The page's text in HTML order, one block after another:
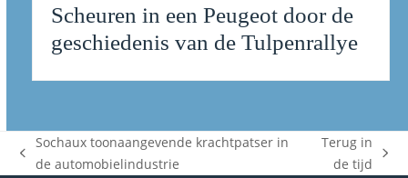
Scheuren in een Peugeot door de
geschiedenis van de Tulpenrallye
previous
Sochaux toonaangevende krachtpatser in
de automobielindustrie
next
Terug in
de tijd